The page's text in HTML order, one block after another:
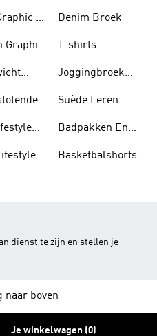
T-
Graphic
Denim Broek
T-shirts
Polyester
Joggingbroek
Polyester
Suède Leren
Badpakken En
Basketbalshorts
dienst te zijn en stellen je
naar boven
Je winkelwagen (0)